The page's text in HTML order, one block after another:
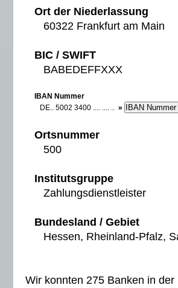
Ort der Niederlassung
60322 Frankfurt am Main
BIC / SWIFT
BABEDEFFXXX
IBAN Nummer
DE.. 5002 3400 .... .... .. »
Ortsnummer
500
Institutsgruppe
Zahlungsdienstleister
Bundesland / Gebiet
Hessen, Rheinland-Pfalz,
Wir konnten 275 Banken in der